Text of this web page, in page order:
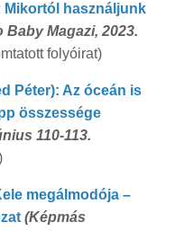
Mikortól használjunk
Baby Magazi, 2023.
folyóirat)
Péter): Az óceán is
összessége
110-113.
megálmodója –
(Képmás